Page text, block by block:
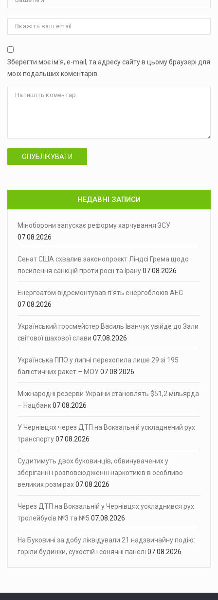
Зберегти моє ім'я, e-mail, та адресу сайту в цьому браузері для
моїх подальших коментарів.
ОПУБЛІКУВАТИ
НЕДАВНІ ЗАПИСИ
Міноборони запускає реформу харчування ЗСУ
07.08.2026
Сенат США схвалив законопроєкт Ліндсі Грема щодо
посилення санкцій проти росії та Ірану07.08.2026
Енергоатом відремонтував п’ять енергоблоків АЕС
07.08.2026
Український гросмейстер Василь Іванчук увійде до Зали
світової шахової слави 07.08.2026
Українська ППО у липні перехопила лише 29 зі 195
балістичних ракет – МОУ07.08.2026
Міжнародні резерви України становлять $51,2 мільярда
– Нацбанк07.08.2026
У Чернівцях через ДТП на Вокзальній ускладнений рух
транспорту07.08.2026
Судитимуть двох буковинців, обвинувачених у
зберіганні і розповсюдженні наркотиків в особливо
великих розмірах07.08.2026
Через ДТП на Вокзальній у Чернівцях ускладнився рух
тролейбусів №3 та №5 07.08.2026
На Буковині за добу ліквідували 21 надзвичайну подію:
горіли будинки, сухостій і сонячні панелі 07.08.2026